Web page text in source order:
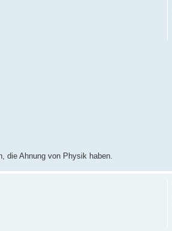
die Ahnung von Physik haben.